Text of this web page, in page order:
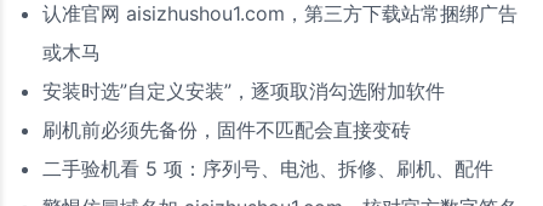
认准官网 aisizhushou1.com，第三方下载站常捆绑广告
或木马
安装时选”自定义安装”，逐项取消勾选附加软件
刷机前必须先备份，固件不匹配会直接变砖
二手验机看 5 项：序列号、电池、拆修、刷机、配件